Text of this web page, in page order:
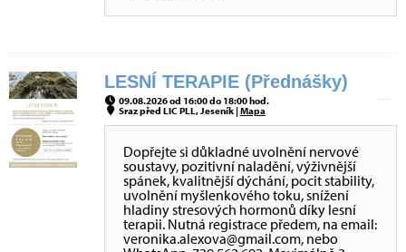
LESNÍ TERAPIE (Přednášky)
09.08.2026 od 16:00 do 18:00 hod.
Sraz před LIC PLL, Jeseník |Mapa
Dopřejte si důkladné uvolnění nervové
soustavy, pozitivní naladění, výživnější
spánek, kvalitnější dýchání, pocit stability,
uvolnění myšlenkového toku, snížení
hladiny stresových hormonů díky lesní
terapii. Nutná registrace předem, na email:
veronika.alexova@gmail.com, nebo